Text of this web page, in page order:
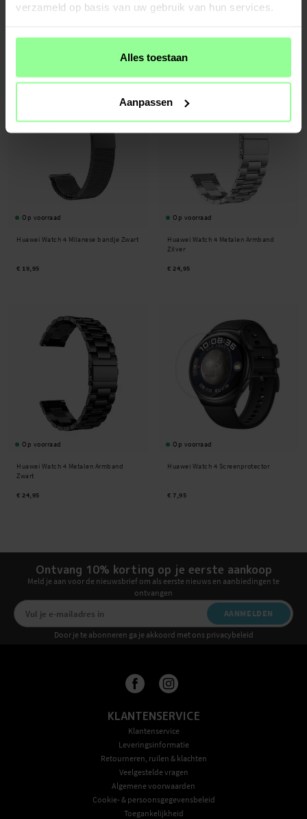
verzameld op basis van uw gebruik van hun services.
Alles toestaan
Aanpassen
Huawei Watch 4 Siliconen bandje Zwart Huawei Watch 4 Milanese bandje Zilver
Op voorraad
Huawei Watch 4 Milanese bandje Zwart
€ 19,95
Op voorraad
Huawei Watch 4 Metalen Armband
Zilver
€ 24,95
Op voorraad
Huawei Watch 4 Metalen Armband
Zwart
€ 24,95
Op voorraad
Huawei Watch 4 Screenprotector
€ 7,95
Ontvang 10% korting op je eerste aankoop
Meld je aan voor de nieuwsbrief om als eerste nieuws en aanbiedingen te
ontvangen
AANMELDEN
Door je te abonneren ga je akkoord met ons privacybeleid
KLANTENSERVICE
Klantenservice
Leveringsinformatie
Retourneren, ruilen & klachten
Veelgestelde vragen
Algemene voorwaarden
Cookie- & persoonsgegevensbeleid
Toegankelijkheid